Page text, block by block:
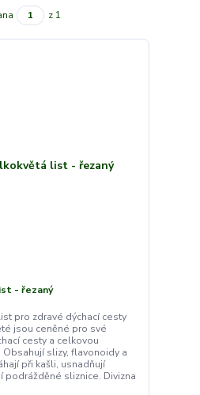
z 1
- řezaný
pro zdravé dýchací cesty
jsou ceněné pro své
cesty a celkovou
slizy, flavonoidy a
při kašli, usnadňují
podrážděné sliznice. Divizna